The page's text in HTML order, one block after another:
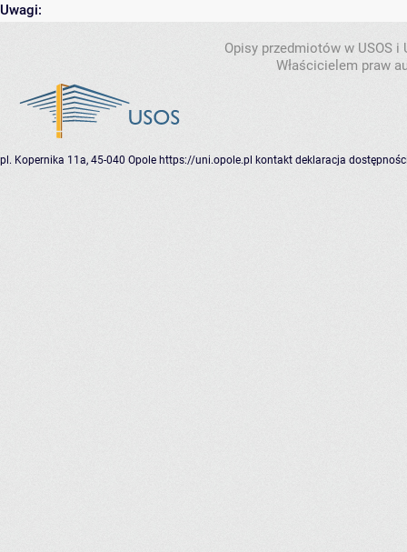
Uwagi:
Opisy przedmiotów w USOS
Właścicielem praw
pl. Kopernika 11a, 45-040 Opole https://uni.opole.pl kontakt deklaracja